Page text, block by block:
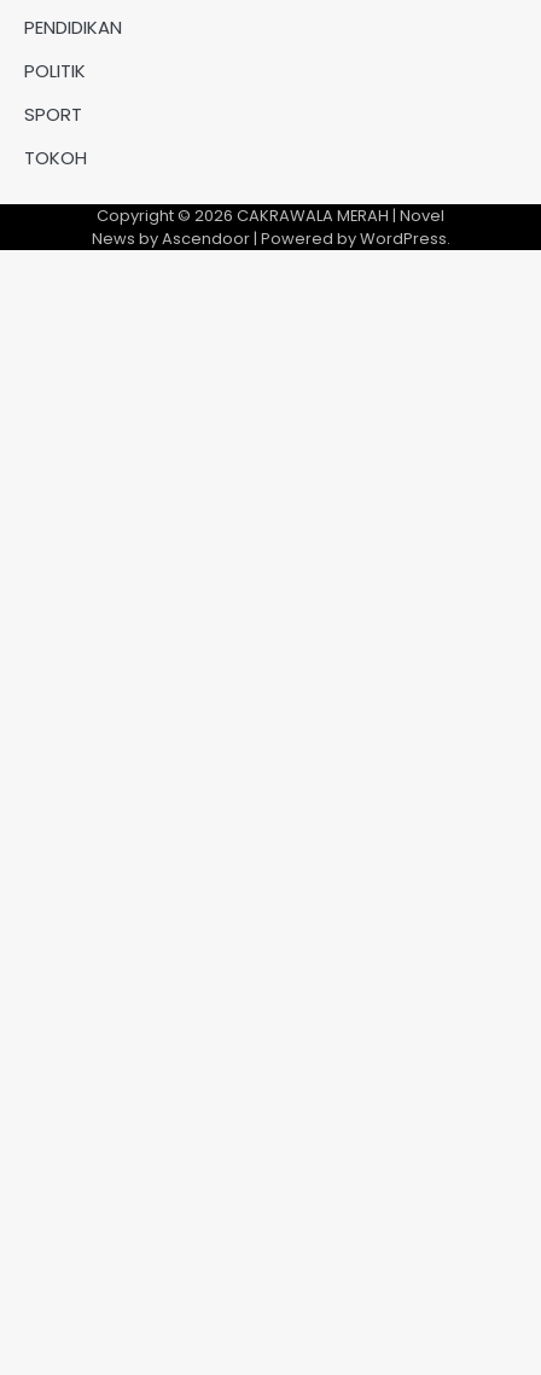
PENDIDIKAN
POLITIK
SPORT
TOKOH
Copyright © 2026 CAKRAWALA MERAH | Novel
News byAscendoor| Powered byWordPress.